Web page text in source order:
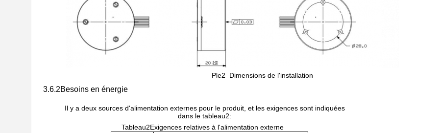
Ple2 Dimensions de l'installation
3.6.2Besoins en énergie
Il y a deux sources d'alimentation externes pour le produit, et les exigences sont indiquées
dans le tableau2:
Tableau2Exigences relatives à l'alimentation externe